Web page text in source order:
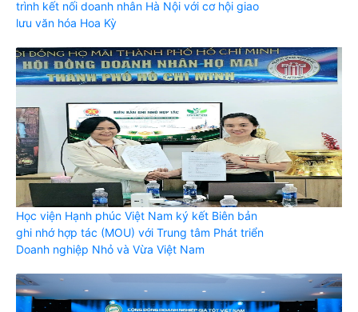
trình kết nối doanh nhân Hà Nội với cơ hội giao
lưu văn hóa Hoa Kỳ
Học viện Hạnh phúc Việt Nam ký kết Biên bản
ghi nhớ hợp tác (MOU) với Trung tâm Phát triển
Doanh nghiệp Nhỏ và Vừa Việt Nam